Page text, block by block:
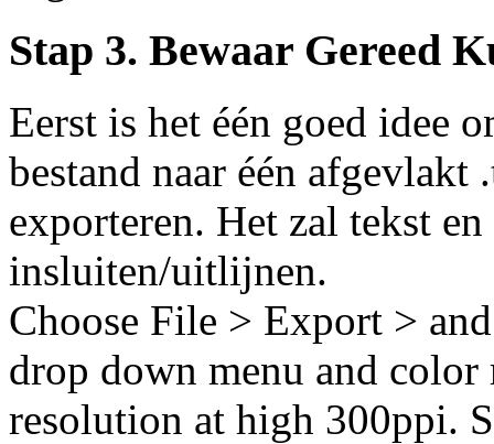
Stap 3. Bewaar Gereed
Eerst is het één goed idee
bestand naar één
exporteren. Het zal tekst
insluiten/uitlijnen.
Choose File > Export >
drop down menu and
resolution at high 300ppi.